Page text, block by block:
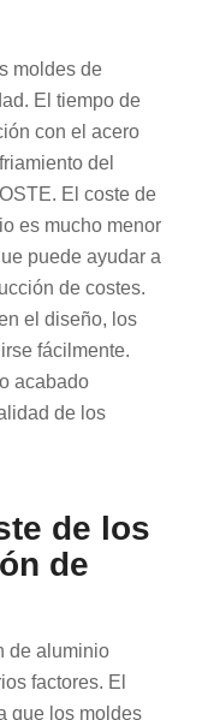
moldes de
El tiempo de
con el acero
del
El coste de
es mucho menor
puede ayudar a
de costes.
el diseño, los
fácilmente.
acabado
de los
de los
de
de aluminio
factores. El
que los moldes